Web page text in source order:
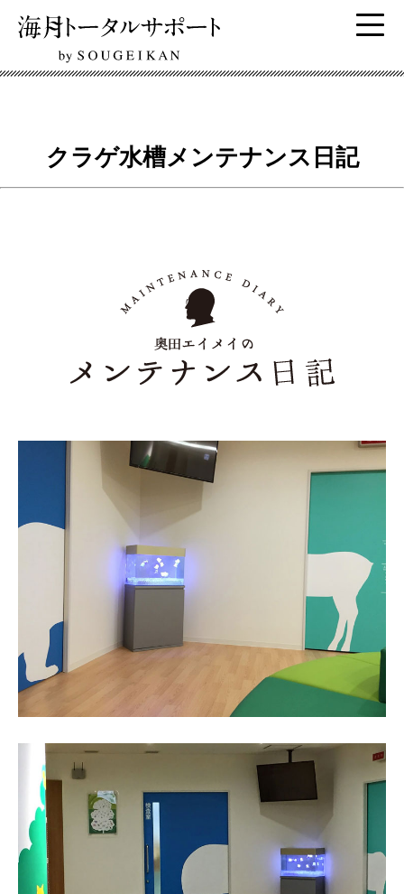
クラゲ水槽メンテナンス日記